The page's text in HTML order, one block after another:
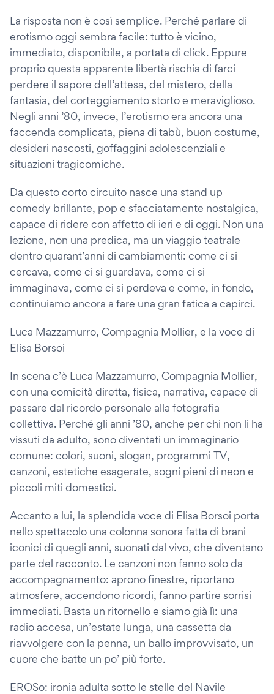
La risposta non è così semplice. Perché parlare di
erotismo oggi sembra facile: tutto è vicino,
immediato, disponibile, a portata di click. Eppure
proprio questa apparente libertà rischia di farci
perdere il sapore dell’attesa, del mistero, della
fantasia, del corteggiamento storto e meraviglioso.
Negli anni ’80, invece, l’erotismo era ancora una
faccenda complicata, piena di tabù, buon costume,
desideri nascosti, goffaggini adolescenziali e
situazioni tragicomiche.
Da questo corto circuito nasce una stand up
comedy brillante, pop e sfacciatamente nostalgica,
capace di ridere con affetto di ieri e di oggi. Non una
lezione, non una predica, ma un viaggio teatrale
dentro quarant’anni di cambiamenti: come ci si
cercava, come ci si guardava, come ci si
immaginava, come ci si perdeva e come, in fondo,
continuiamo ancora a fare una gran fatica a capirci.
Luca Mazzamurro, Compagnia Mollier, e la voce di
Elisa Borsoi
In scena c’è Luca Mazzamurro, Compagnia Mollier,
con una comicità diretta, fisica, narrativa, capace di
passare dal ricordo personale alla fotografia
collettiva. Perché gli anni ’80, anche per chi non li ha
vissuti da adulto, sono diventati un immaginario
comune: colori, suoni, slogan, programmi TV,
canzoni, estetiche esagerate, sogni pieni di neon e
piccoli miti domestici.
Accanto a lui, la splendida voce di Elisa Borsoi porta
nello spettacolo una colonna sonora fatta di brani
iconici di quegli anni, suonati dal vivo, che diventano
parte del racconto. Le canzoni non fanno solo da
accompagnamento: aprono finestre, riportano
atmosfere, accendono ricordi, fanno partire sorrisi
immediati. Basta un ritornello e siamo già lì: una
radio accesa, un’estate lunga, una cassetta da
riavvolgere con la penna, un ballo improvvisato, un
cuore che batte un po’ più forte.
EROSo: ironia adulta sotto le stelle del Navile